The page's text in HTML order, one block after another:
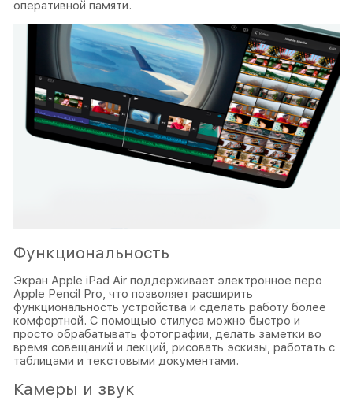
оперативной памяти.
Функциональность
Экран Apple iPad Air поддерживает электронное перо
Apple Pencil Pro, что позволяет расширить
функциональность устройства и сделать работу более
комфортной. С помощью стилуса можно быстро и
просто обрабатывать фотографии, делать заметки во
время совещаний и лекций, рисовать эскизы, работать с
таблицами и текстовыми документами.
Камеры и звук